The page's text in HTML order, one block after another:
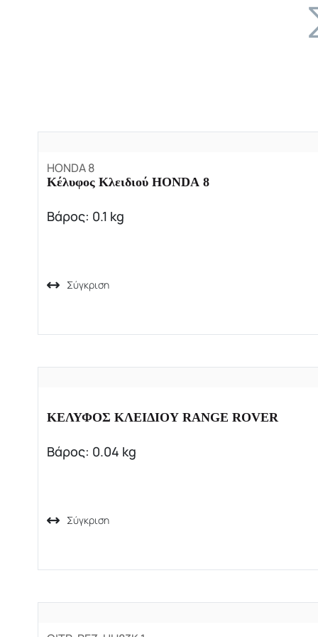
HONDA 8
Κέλυφος Κλειδιού HONDA 8
Βάρος: 0.1 kg
Σύγκριση
ΚΕΛΥΦΟΣ ΚΛΕΙΔΙΟΥ RANGE ROVER
Βάρος: 0.04 kg
Σύγκριση